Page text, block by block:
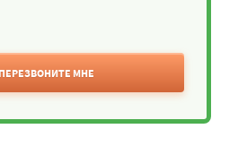
ПЕРЕЗВОНИТЕ МНЕ